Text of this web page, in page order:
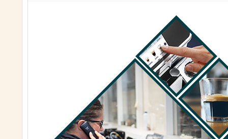
S'il s'agit d'une fuite au niveau du porte-filtre,
les joints de groupe disponibles ici
.
Dans tous les cas, procédez à un détartrage
les graisses de café. Pour cela, utilisez un
détartrera les composants de votre machine.
Machines “Backflushable” (possédant une
S'il s'agit d'une fuite au niveau du porte-filtre,
les joints de groupe disponibles ici .